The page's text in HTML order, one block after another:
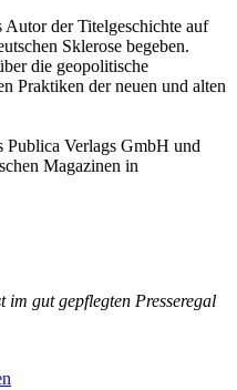
der Titelgeschichte auf
Sklerose begeben.
die geopolitische
Praktiken der neuen und alten
Publica Verlags GmbH und
Magazinen in
im gut gepflegten Presseregal